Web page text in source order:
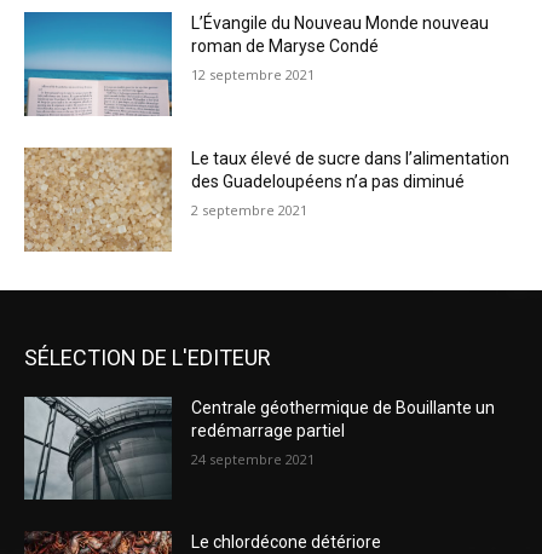
L’Évangile du Nouveau Monde nouveau
roman de Maryse Condé
12 septembre 2021
Le taux élevé de sucre dans l’alimentation
des Guadeloupéens n’a pas diminué
2 septembre 2021
SÉLECTION DE L'EDITEUR
Centrale géothermique de Bouillante un
redémarrage partiel
24 septembre 2021
Le chlordécone détériore